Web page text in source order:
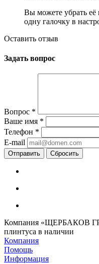
Вы можете убрать её
одну галочку в
Оставить отзыв
Задать вопрос
Вопрос *
Ваше имя *
Телефон *
E-mail
Сбросить
Компания «ЩЕРБАКОВ
плинтуса в наличии
Компания
Помощь
Информация